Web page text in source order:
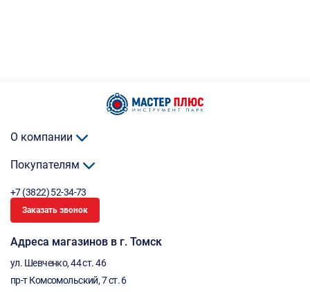
О компании
Покупателям
+7 (3822) 52-34-73
Заказать звонок
Адреса магазинов в г. Томск
ул. Шевченко, 44 ст. 46
пр-т Комсомольский, 7 ст. 6